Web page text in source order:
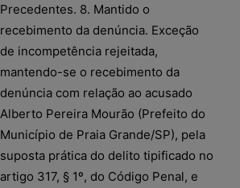
Precedentes. 8. Mantido o
recebimento da denúncia. Exceção
de incompetência rejeitada,
mantendo-se o recebimento da
denúncia com relação ao acusado
Alberto Pereira Mourão (Prefeito do
Município de Praia Grande/SP), pela
suposta prática do delito tipificado no
artigo 317, § 1º, do Código Penal, e